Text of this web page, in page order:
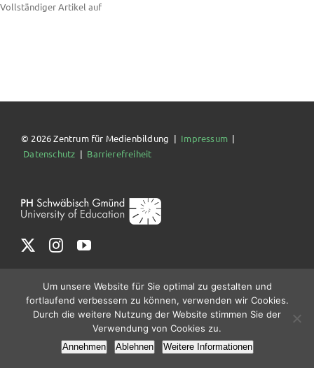
Vollständiger Artikel auf
© 2026 Zentrum für Medienbildung | Impressum|
Datenschutz | Barrierefreiheit
Um unsere Website für Sie optimal zu gestalten und
fortlaufend verbessern zu können, verwenden wir Cookies.
Durch die weitere Nutzung der Website stimmen Sie der
Verwendung von Cookies zu.
Annehmen Ablehnen Weitere Informationen